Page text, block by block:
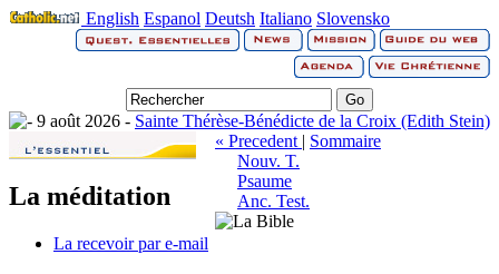
English Espanol Deutsh Italiano Slovensko
9 août 2026 - Sainte Thérèse-Bénédicte de la Croix (Edith Stein)
La méditation
La recevoir par e-mail
« Precedent | Sommaire
Nouv. T.
Psaume
Anc. Test.